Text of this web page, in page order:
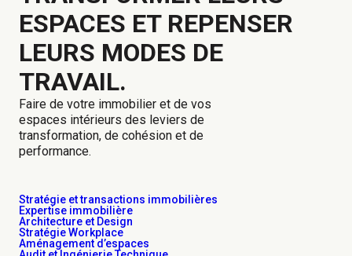
ESPACES ET REPENSER
LEURS MODES DE
TRAVAIL.
Faire de votre immobilier et de vos
espaces intérieurs des leviers de
transformation, de cohésion et de
performance.​
Stratégie et transactions immobilières
Expertise immobilière
Architecture et Design
Stratégie Workplace
Aménagement d’espaces